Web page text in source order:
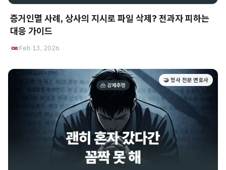
증거인멸 사례, 상사의 지시로 파일 삭제? 전과자 피하는
대응 가이드
Feb 13, 2026
🤝 형사 전문 변호사